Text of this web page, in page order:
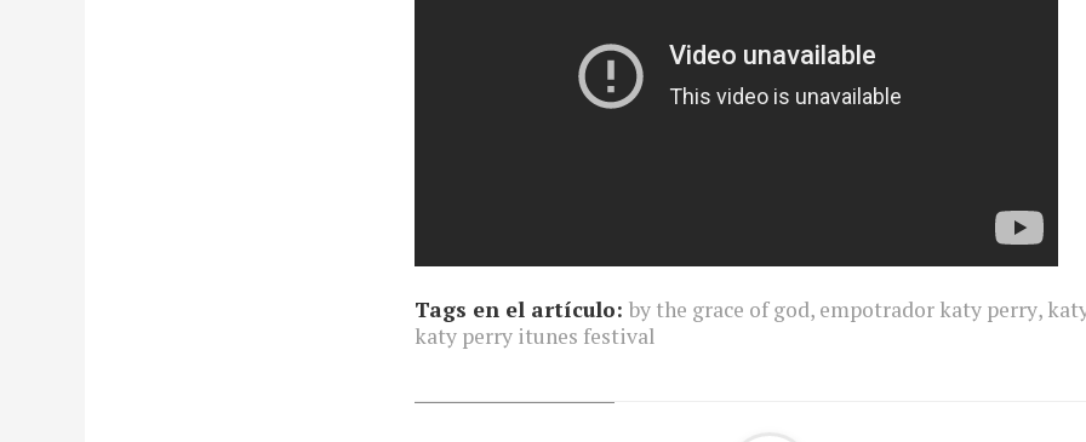
Tags en el artículo: by the grace of god, empotrador katy perry,
katy perry itunes festival